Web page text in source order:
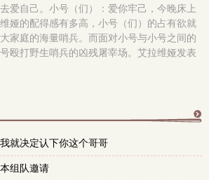
爱自己。小号（们）：爱你牢己，今晚床上
娅的配得感有多高，小号（们）的占有欲就
家庭的海量哨兵。而面对小号与小号之间的
殴打野生哨兵的凶残屠宰场。艾拉维娅发表
就决定认下你这个哥哥
组队邀请